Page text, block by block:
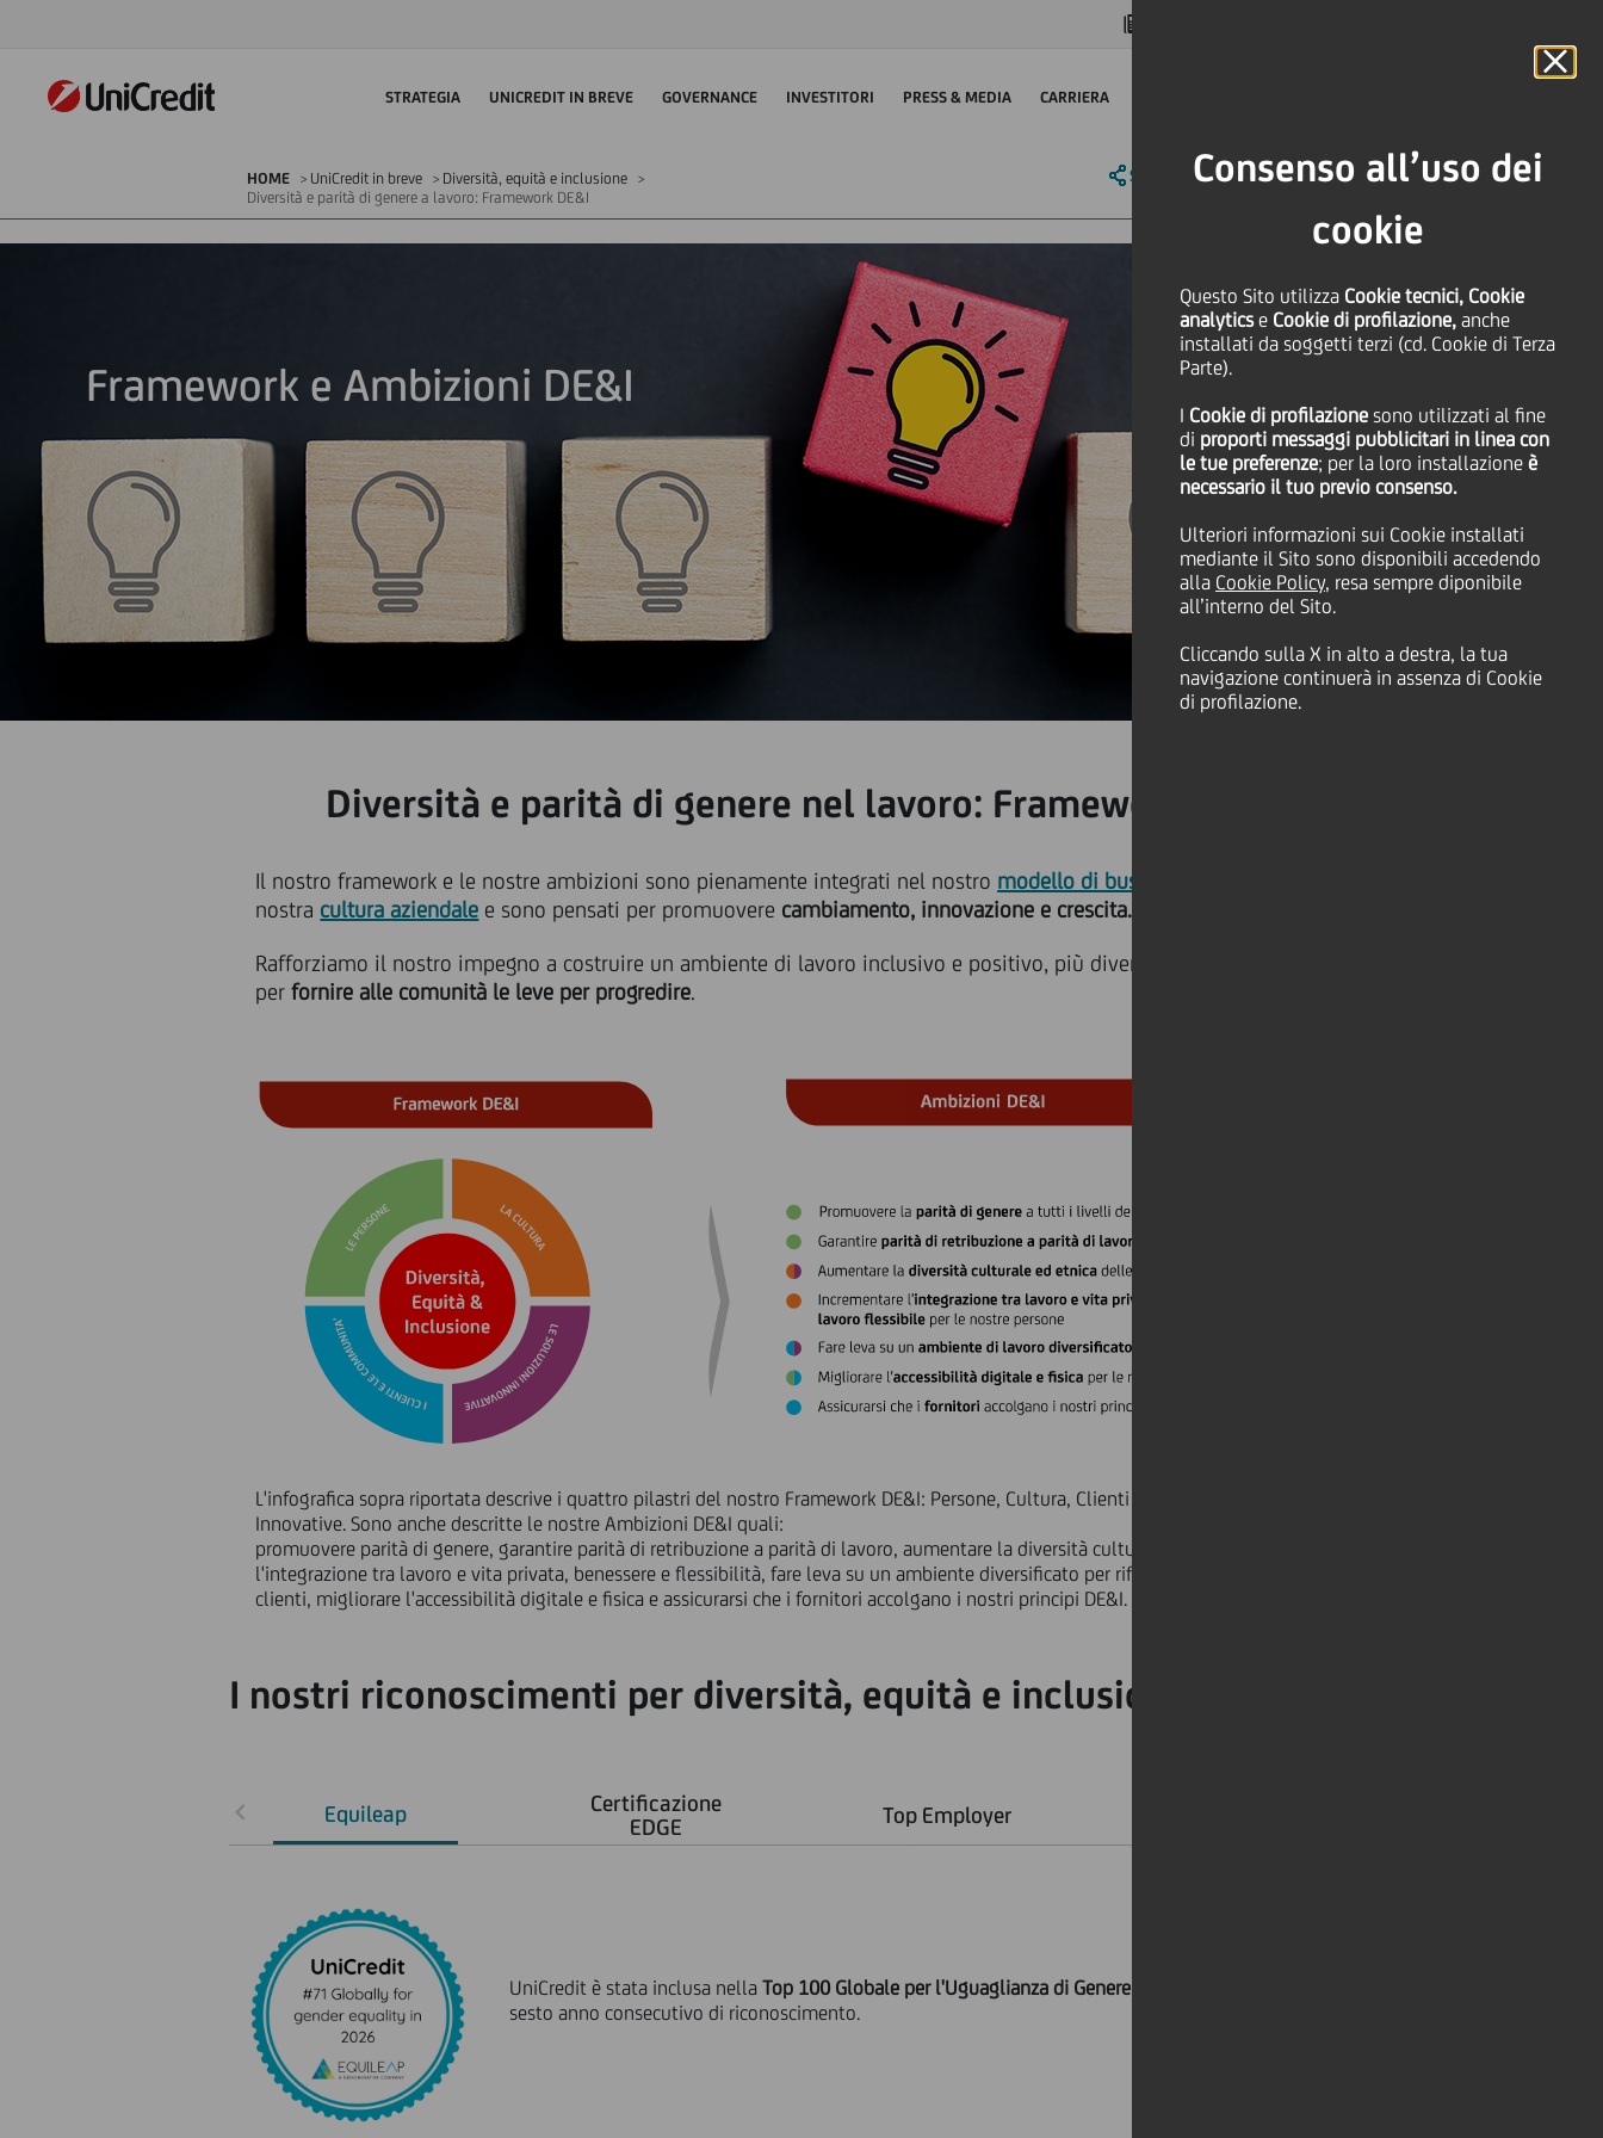
Consenso all’uso dei
cookie
Questo Sito utilizza Cookie tecnici, Cookie
analyticse Cookie di profilazione, anche
installati da soggetti terzi (cd. Cookie di Terza
Parte).
I Cookie di profilazione sono utilizzati al fine
di proporti messaggi pubblicitari in linea con
le tue preferenze; per la loro installazione è
necessario il tuo previo consenso.
Ulteriori informazioni sui Cookie installati
mediante il Sito sono disponibili accedendo
alla Cookie Policy, resa sempre diponibile
all’interno del Sito.
Cliccando sulla X in alto a destra, la tua
navigazione continuerà in assenza di Cookie
di profilazione.
STRATEGIA UNICREDIT IN BREVE GOVERNANCE INVESTITORI PRESS & MEDIA CARRIERA
HOME UniCredit in breve
Diversità, equità e inclusione
Diversità e parità di genere a lavoro: Framework DE&I
SHARE PRINT SEND
Framework e Ambizioni DE&I
Diversità e parità di genere nel lavoro: Framework DE&I
Il nostroframework e le nostre ambizioni sono pienamente integrati nel nostro modello di business
nostra cultura aziendale e sono pensati per promuovere cambiamento, innovazione e crescita.
Rafforziamo il nostro impegno a costruire un ambiente di lavoro inclusivo e positivo, più diversificato ed equo,
perfornire alle comunità le leve per progredire.
L'infografica sopra riportata descrive i quattro pilastri del nostro Framework DE&I: Persone, Cultura, Clienti e Comunità e Soluzioni
Innovative. Sono anche descritte le nostre Ambizioni DE&I quali:
promuovere parità di genere, garantire parità di retribuzione a parità di lavoro, aumentare la diversità culturale ed etnica, incrementare
l'integrazione tra lavoro e vita privata, benessere e flessibilità, fare leva su un ambiente diversificato per riflettere le esigenze dei
clienti, migliorare l'accessibilità digitale e fisica e assicurarsi che i fornitori accolgano i nostri principi DE&I.
I nostri riconoscimenti per diversità, equità e inclusione
Equileap
Certificazione
EDGE
Top Employer
UniCredit è stata inclusa nellaTop 100 Globale per l'Uguaglianza di Genere
sesto anno consecutivo di riconoscimento.